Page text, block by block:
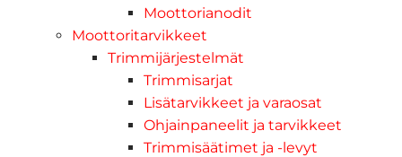
Moottorianodit
Moottoritarvikkeet
Trimmijärjestelmät
Trimmisarjat
Lisätarvikkeet ja varaosat
Ohjainpaneelit ja tarvikkeet
Trimmisäätimet ja -levyt